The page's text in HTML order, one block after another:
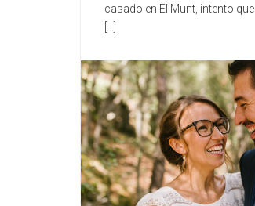
casado en El Munt, intento